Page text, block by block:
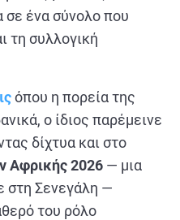
σε ένα σύνολο που
τη συλλογική
όπου η πορεία της
ο ίδιος παρέμεινε
δίχτυα και στο
Αφρικής 2026 — μια
στη Σενεγάλη —
του ρόλο